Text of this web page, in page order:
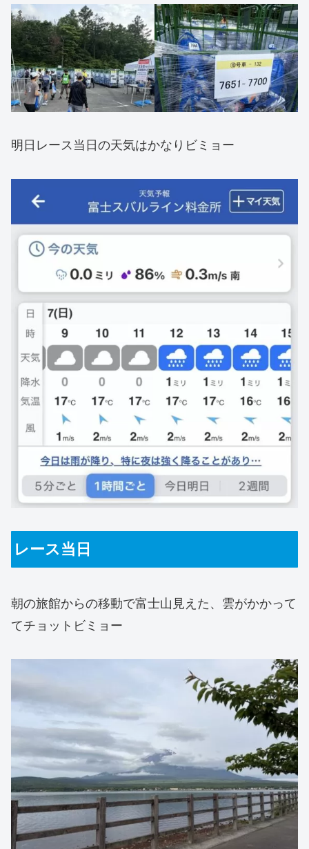
明日レース当日の天気はかなりビミョー
レース当日
朝の旅館からの移動で富士山見えた、雲がかかって
てチョットビミョー